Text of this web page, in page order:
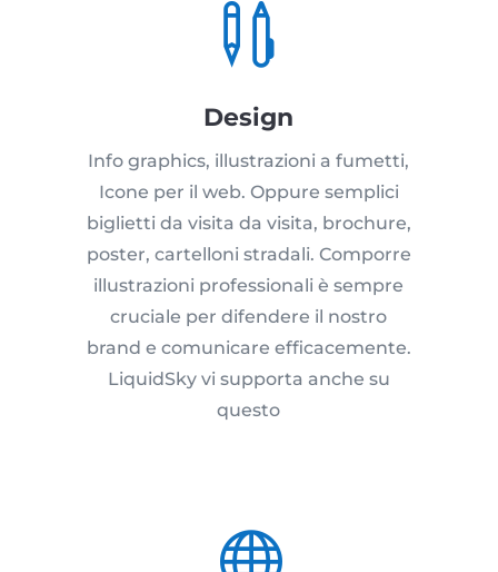

Design
Info graphics, illustrazioni a fumetti,
Icone per il web. Oppure semplici
biglietti da visita da visita, brochure,
poster, cartelloni stradali. Comporre
illustrazioni professionali è sempre
cruciale per difendere il nostro
brand e comunicare efficacemente.
LiquidSky vi supporta anche su
questo